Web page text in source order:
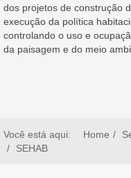
dos projetos de construção
execução da política
controlando o uso e
da paisagem e do meio
Você está aqui: Home
SEHAB